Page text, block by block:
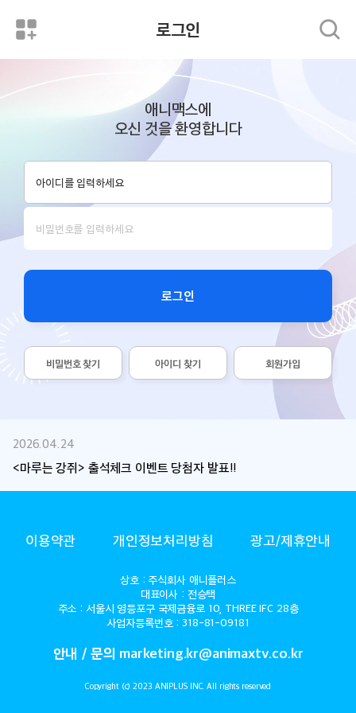
로그인
애니맥스에
오신 것을 환영합니다
로그인
비밀번호 찾기 아이디 찾기 회원가입
2026.04.24
<마루는 강쥐> 출석체크 이벤트 당첨자 발표!!
ANIMAX이용약관 개인정보처리방침 광고/제휴안내
상호 : 주식회사 애니플러스
대표이사 : 전승택
주소 : 서울시 영등포구 국제금융로 10, THREE IFC 28층
사업자등록번호 : 318-81-09181
안내 / 문의 marketing.kr@animaxtv.co.kr
Copyright (c) 2023 ANIPLUS INC. All rights reserved